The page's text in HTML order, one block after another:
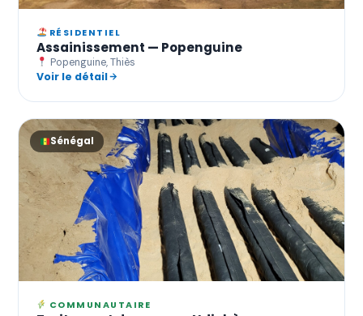
RÉSIDENTIEL
Assainissement — Popenguine
Popenguine, Thiès
Voir le détail
Sénégal
COMMUNAUTAIRE